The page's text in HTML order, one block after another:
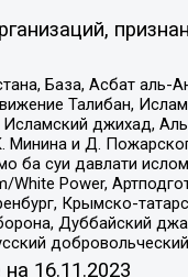
База, Асбат аль-
Талибан,
джихад,
и Д.
суи давлати
Power,
Крымско-
Дуббайский
на 16.11.2023